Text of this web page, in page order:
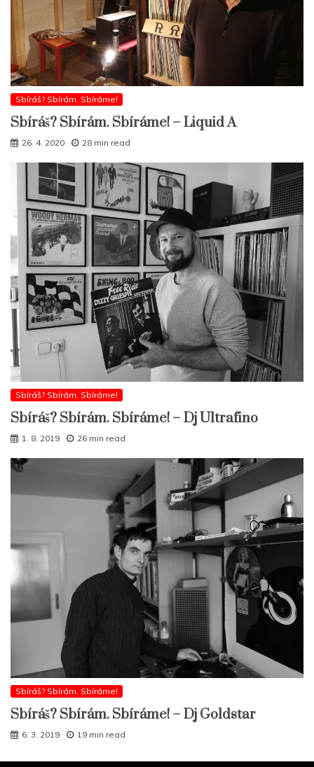
Sbíráš? Sbírám. Sbíráme!
Sbíráš? Sbírám. Sbíráme! – Liquid A
26. 4. 2020 28 min read
Sbíráš? Sbírám. Sbíráme!
Sbíráš? Sbírám. Sbíráme! – Dj Ultrafino
1. 8. 2019 26 min read
Sbíráš? Sbírám. Sbíráme!
Sbíráš? Sbírám. Sbíráme! – Dj Goldstar
6. 3. 2019 19 min read